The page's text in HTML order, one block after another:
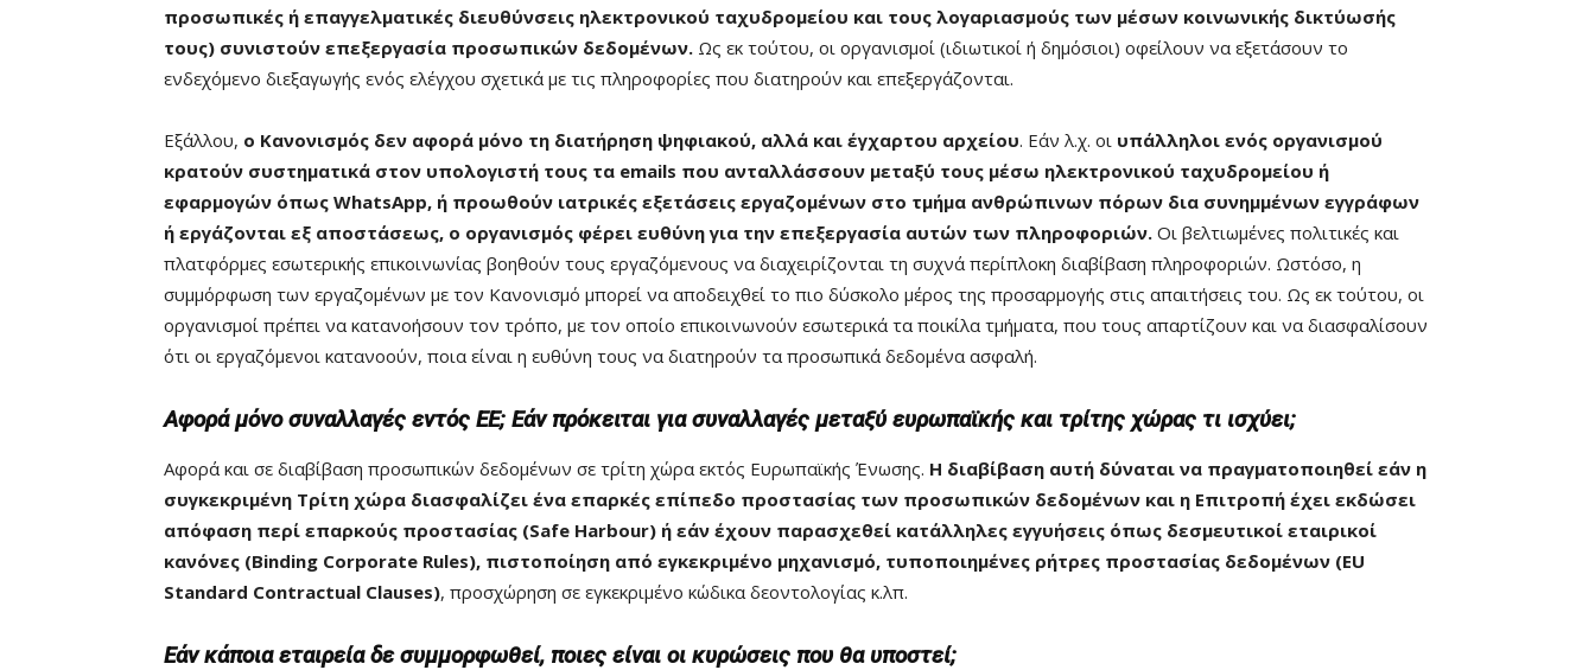
προσωπικές ή επαγγελματικές διευθύνσεις ηλεκτρονικού ταχυδρομείου και τους λογαριασμούς των μέσων κοινωνικής δικτύωσής
τους) συνιστούν επεξεργασία προσωπικών δεδομένων. Ως εκ τούτου, οι οργανισμοί (ιδιωτικοί ή δημόσιοι) οφείλουν να εξετάσουν το
ενδεχόμενο διεξαγωγής ενός ελέγχου σχετικά με τις πληροφορίες που διατηρούν και επεξεργάζονται.
Εξάλλου, ο Κανονισμός δεν αφορά μόνο τη διατήρηση ψηφιακού, αλλά και έγχαρτου αρχείου. Εάν λ.χ. οι υπάλληλοι ενός οργανισμού
κρατούν συστηματικά στον υπολογιστή τους τα emails που ανταλλάσσουν μεταξύ τους μέσω ηλεκτρονικού ταχυδρομείου ή
εφαρμογών όπως WhatsApp, ή προωθούν ιατρικές εξετάσεις εργαζομένων στο τμήμα ανθρώπινων πόρων δια συνημμένων εγγράφων
ή εργάζονται εξ αποστάσεως, ο οργανισμός φέρει ευθύνη για την επεξεργασία αυτών των πληροφοριών. Οι βελτιωμένες πολιτικές και
πλατφόρμες εσωτερικής επικοινωνίας βοηθούν τους εργαζόμενους να διαχειρίζονται τη συχνά περίπλοκη διαβίβαση πληροφοριών. Ωστόσο, η
συμμόρφωση των εργαζομένων με τον Κανονισμό μπορεί να αποδειχθεί το πιο δύσκολο μέρος της προσαρμογής στις απαιτήσεις του. Ως εκ τούτου, οι
οργανισμοί πρέπει να κατανοήσουν τον τρόπο, με τον οποίο επικοινωνούν εσωτερικά τα ποικίλα τμήματα, που τους απαρτίζουν και να διασφαλίσουν
ότι οι εργαζόμενοι κατανοούν, ποια είναι η ευθύνη τους να διατηρούν τα προσωπικά δεδομένα ασφαλή.
Αφορά μόνο συναλλαγές εντός ΕΕ; Εάν πρόκειται για συναλλαγές μεταξύ ευρωπαϊκής και τρίτης χώρας τι ισχύει;
Αφορά και σε διαβίβαση προσωπικών δεδομένων σε τρίτη χώρα εκτός Ευρωπαϊκής Ένωσης. Η διαβίβαση αυτή δύναται να πραγματοποιηθεί εάν η
συγκεκριμένη Τρίτη χώρα διασφαλίζει ένα επαρκές επίπεδο προστασίας των προσωπικών δεδομένων και η Επιτροπή έχει εκδώσει
απόφαση περί επαρκούς προστασίας (Safe Harbour) ή εάν έχουν παρασχεθεί κατάλληλες εγγυήσεις όπως δεσμευτικοί εταιρικοί
κανόνες (Βinding Corporate Rules), πιστοποίηση από εγκεκριμένο μηχανισμό, τυποποιημένες ρήτρες προστασίας δεδομένων (EU
Standard Contractual Clauses), προσχώρηση σε εγκεκριμένο κώδικα δεοντολογίας κ.λπ.
Εάν κάποια εταιρεία δε συμμορφωθεί, ποιες είναι οι κυρώσεις που θα υποστεί;